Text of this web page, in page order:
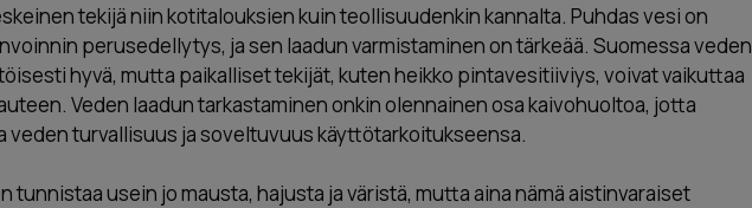
tekijä niin kotitalouksien kuin teollisuudenkin kannalta. Puhdas vesi on
perusedellytys, ja sen laadun varmistaminen on tärkeää. Suomessa veden
hyvä, mutta paikalliset tekijät, kuten heikko pintavesitiiviys, voivat vaikuttaa
Veden laadun tarkastaminen onkin olennainen osa kaivohuoltoa, jotta
veden turvallisuus ja soveltuvuus käyttötarkoitukseensa.
tunnistaa usein jo mausta, hajusta ja väristä, mutta aina nämä aistinvaraiset